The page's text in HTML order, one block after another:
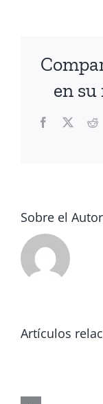
en
Facebook
X
Sobre el
Artículos